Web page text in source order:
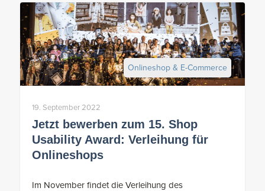
Jetzt bewerben zum 15. Shop
Usability Award: Verleihung für
Onlineshops
19. September 2022
Onlineshop & E-Commerce
Im November findet die Verleihung des